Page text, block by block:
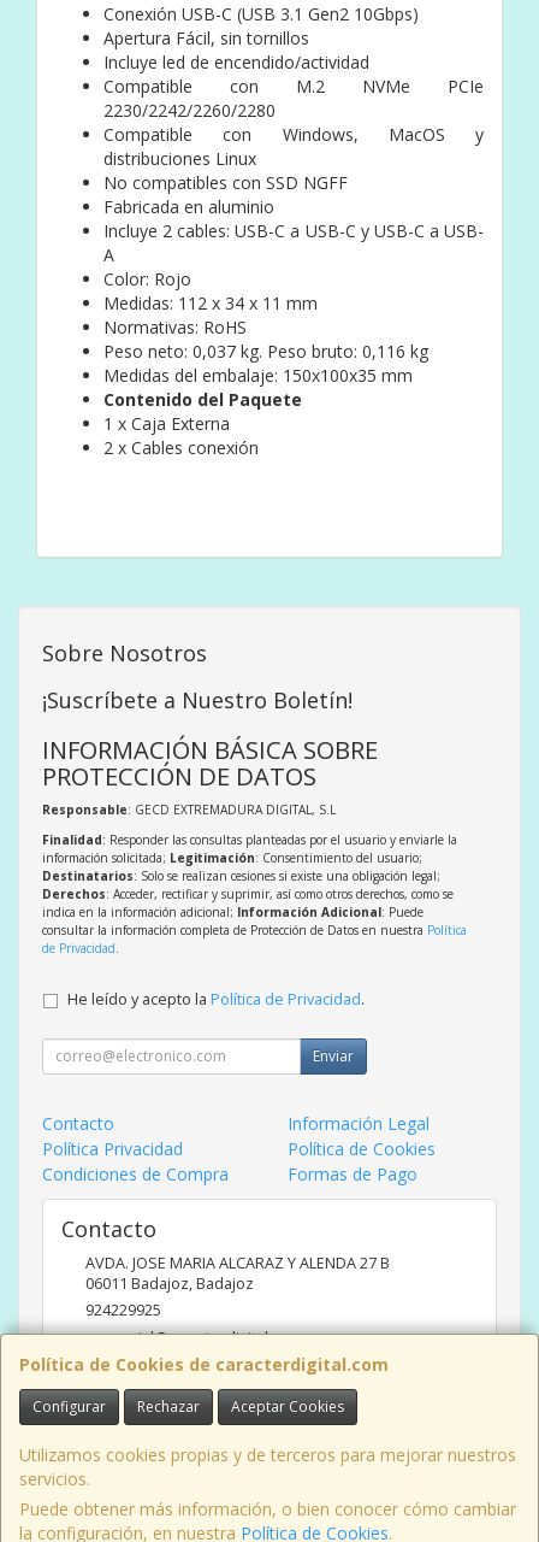
Conexión USB-C (USB 3.1 Gen2 10Gbps)
Apertura Fácil, sin tornillos
Incluye led de encendido/actividad
Compatible con M.2 NVMe PCIe
2230/2242/2260/2280
Compatible con Windows, MacOS y
distribuciones Linux
No compatibles con SSD NGFF
Fabricada en aluminio
Incluye 2 cables: USB-C a USB-C y USB-C a USB-
A
Color: Rojo
Medidas: 112 x 34 x 11 mm
Normativas: RoHS
Peso neto: 0,037 kg. Peso bruto: 0,116 kg
Medidas del embalaje: 150x100x35 mm
Contenido del Paquete
1 x Caja Externa
2 x Cables conexión
Política de Cookies de caracterdigital.com
Configurar Rechazar Aceptar Cookies
Utilizamos cookies propias y de terceros para mejorar nuestros
servicios.
Puede obtener más información, o bien conocer cómo cambiar
la configuración, en nuestra Política de Cookies.
Sobre Nosotros
¡Suscríbete a Nuestro Boletín!
INFORMACIÓN BÁSICA SOBRE
PROTECCIÓN DE DATOS
Responsable: GECD EXTREMADURA DIGITAL, S.L
Finalidad: Responder las consultas planteadas por el usuario y enviarle la
información solicitada; Legitimación: Consentimiento del usuario;
Destinatarios: Solo se realizan cesiones si existe una obligación legal;
Derechos: Acceder, rectificar y suprimir, así como otros derechos, como se
indica en la información adicional; Información Adicional: Puede
consultar la información completa de Protección de Datos en nuestra Política
de Privacidad
He leído y acepto la Política de Privacidad.
Enviar
Contacto
Información Legal
Política Privacidad
Política de Cookies
Condiciones de Compra
Formas de Pago
Contacto
AVDA. JOSE MARIA ALCARAZ Y ALENDA 27 B
06011 Badajoz,Badajoz
924229925
comercial@caracterdigital.com
Horario
DE 10 A 14 HORAS DE MAÑANA, 17 A 20:30 HORAS TARDES